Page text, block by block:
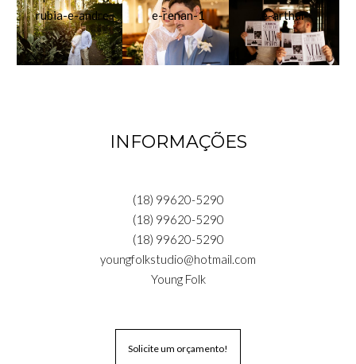
INFORMAÇÕES
(18) 99620-5290
(18) 99620-5290
(18) 99620-5290
youngfolkstudio@hotmail.com
Young Folk
Solicite um orçamento!